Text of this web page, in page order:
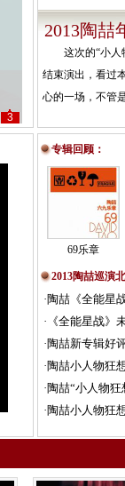
3
2013陶喆
这次的“小人物
结束演出，看过
心的一场，不管
专辑回顾：
69乐章
2013陶喆巡演
·陶喆《全能星
· 《全能星战》
·陶喆新专辑好
·陶喆小人物狂
·陶喆“小人物
·陶喆小人物狂